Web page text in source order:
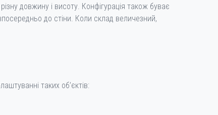
довжину і висоту. Конфігурація також буває
до стіни. Коли склад величезний,
таких об’єктів: